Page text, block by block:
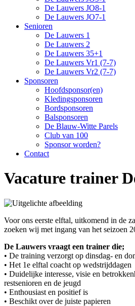
De Lauwers JO8-1
De Lauwers JO7-1
Senioren
De Lauwers 1
De Lauwers 2
De Lauwers 35+1
De Lauwers Vr1 (7-7)
De Lauwers Vr2 (7-7)
Sponsoren
Hoofdsponsor(en)
Kledingsponsoren
Bordsponsoren
Balsponsoren
De Blauw-Witte Parels
Club van 100
Sponsor worden?
Contact
Vacature trainer
Voor ons eerste elftal, uitkomend in de
zoeken wij met ingang van het seizoen
De Lauwers vraagt een trainer die;
• De training verzorgt op dinsdag- en
• Het 1e elftal coacht op wedstrijddagen
• Duidelijke interesse, visie en
restsenioren en de jeugd
• Enthousiast en positief is
• Beschikt over de juiste papieren